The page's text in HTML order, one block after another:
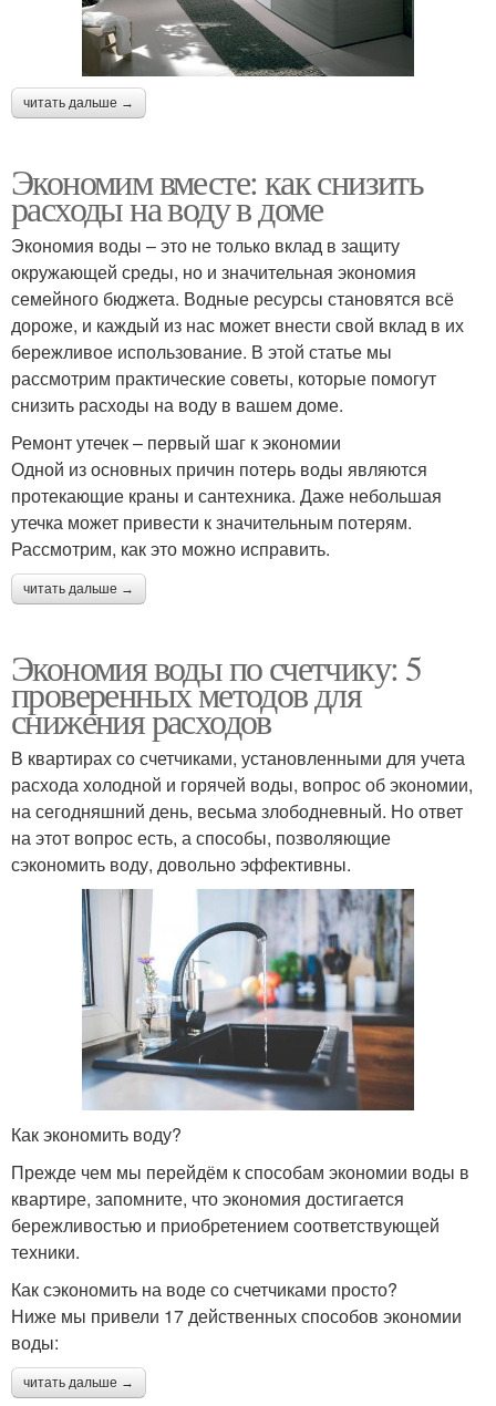
читать дальше →
Экономим вместе: как снизить
расходы на воду в доме
Экономия воды – это не только вклад в защиту
окружающей среды, но и значительная экономия
семейного бюджета. Водные ресурсы становятся всё
дороже, и каждый из нас может внести свой вклад в их
бережливое использование. В этой статье мы
рассмотрим практические советы, которые помогут
снизить расходы на воду в вашем доме.
Ремонт утечек – первый шаг к экономии
Одной из основных причин потерь воды являются
протекающие краны и сантехника. Даже небольшая
утечка может привести к значительным потерям.
Рассмотрим, как это можно исправить.
читать дальше →
Экономия воды по счетчику: 5
проверенных методов для
снижения расходов
В квартирах со счетчиками, установленными для учета
расхода холодной и горячей воды, вопрос об экономии,
на сегодняшний день, весьма злободневный. Но ответ
на этот вопрос есть, а способы, позволяющие
сэкономить воду, довольно эффективны.
Как экономить воду?
Прежде чем мы перейдём к способам экономии воды в
квартире, запомните, что экономия достигается
бережливостью и приобретением соответствующей
техники.
Как сэкономить на воде со счетчиками просто?
Ниже мы привели 17 действенных способов экономии
воды:
читать дальше →